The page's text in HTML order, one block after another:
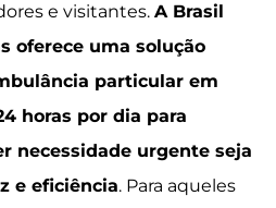
e visitantes. A Brasil
oferece uma solução
particular em
horas por dia para
necessidade urgente seja
e eficiência. Para aqueles